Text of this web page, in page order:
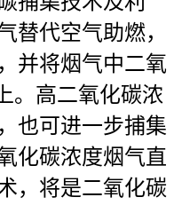
替代空气助燃，
并将烟气中二氧
。高二氧化碳浓
也可进一步捕集
化碳浓度烟气直
，将是二氧化碳